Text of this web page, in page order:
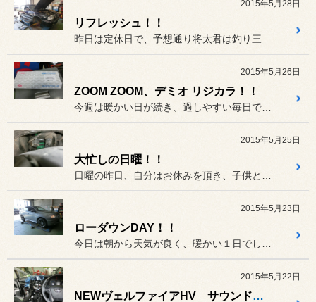
2015年5月28日
リフレッシュ！！
2015年5月26日
ZOOM ZOOM、デミオ リジカラ！！
2015年5月25日
大忙しの日曜！！
2015年5月23日
ローダウンDAY！！
2015年5月22日
NEWヴェルファイアHV サウンドシャキット！！